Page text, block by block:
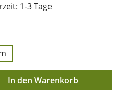
1-3 Tage
den gewünschten
In den Warenkorb